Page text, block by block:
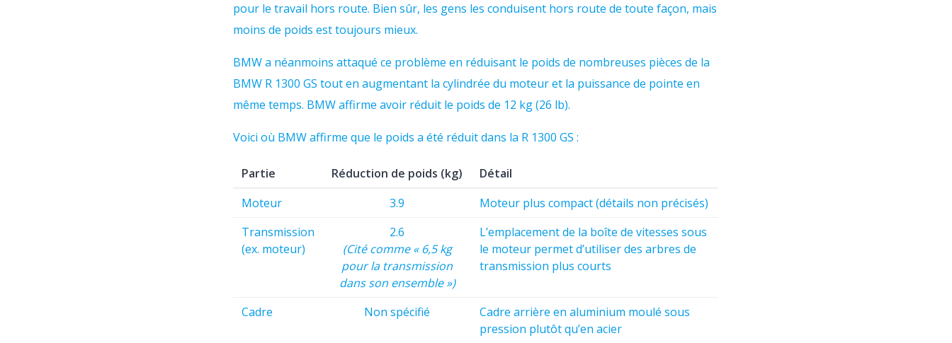
pour le travail hors route. Bien sûr, les gens les conduisent hors route de toute façon, mais
moins de poids est toujours mieux.
BMW a néanmoins attaqué ce problème en réduisant le poids de nombreuses pièces de la
BMW R 1300 GS tout en augmentant la cylindrée du moteur et la puissance de pointe en
même temps. BMW affirme avoir réduit le poids de 12 kg (26 lb).
Voici où BMW affirme que le poids a été réduit dans la R 1300 GS :
Partie Réduction de poids (kg)
Détail
Moteur
3.9
Moteur plus compact (détails non précisés)
Transmission
(ex. moteur)
2.6
(Cité comme « 6,5 kg
pour la transmission
dans son ensemble »)
L’emplacement de la boîte de vitesses sous
le moteur permet d’utiliser des arbres de
transmission plus courts
Cadre Non spécifié
Cadre arrière en aluminium moulé sous
pression plutôt qu’en acier